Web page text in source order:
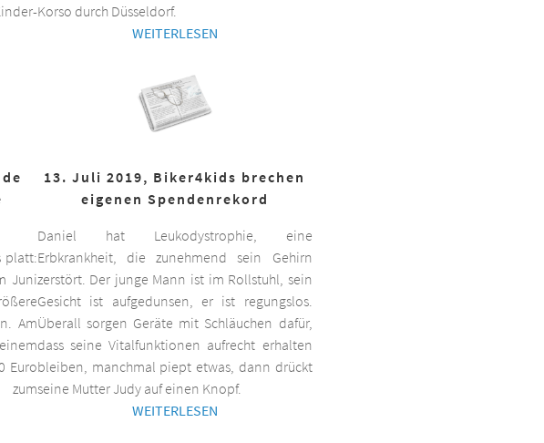
Korso durch Düsseldorf.
WEITERLESEN
platt:
Juni
Am
Euro
13. Juli 2019, Biker4kids brechen
eigenen Spendenrekord
Daniel hat Leukodystrophie, eine
Erbkrankheit, die zunehmend sein Gehirn
zerstört. Der junge Mann ist im Rollstuhl, sein
Gesicht ist aufgedunsen, er ist regungslos.
Überall sorgen Geräte mit Schläuchen dafür,
dass seine Vitalfunktionen aufrecht erhalten
bleiben, manchmal piept etwas, dann drückt
seine Mutter Judy auf einen Knopf.
WEITERLESEN